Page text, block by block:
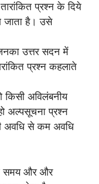
प्रश्न के दिये
है। उसे
उत्तर सदन में
प्रश्न कहलाते
किसी अविलंबनीय
अल्पसूचना प्रश्न
अवधि से कम अवधि
समय और और